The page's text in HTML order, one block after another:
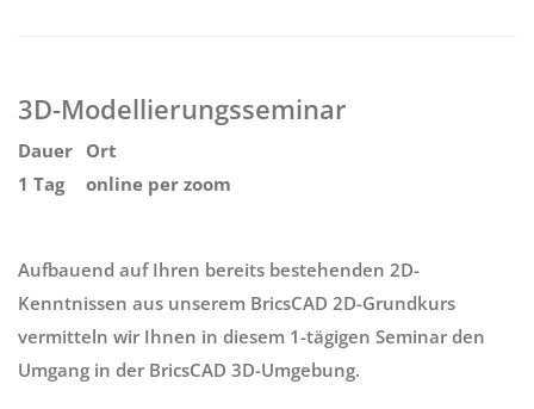
3D-Modellierungsseminar
Dauer Ort
1 Tag
online per zoom
Aufbauend auf Ihren bereits bestehenden 2D-
Kenntnissen aus unserem BricsCAD 2D-Grundkurs
vermitteln wir Ihnen in diesem 1-tägigen Seminar den
Umgang in der BricsCAD 3D-Umgebung.